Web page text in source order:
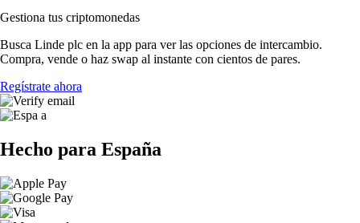
Gestiona tus criptomonedas
Busca Linde plc en la app para ver las opciones de intercambio.
Compra, vende o haz swap al instante con cientos de pares.
Regístrate ahora
Hecho para España